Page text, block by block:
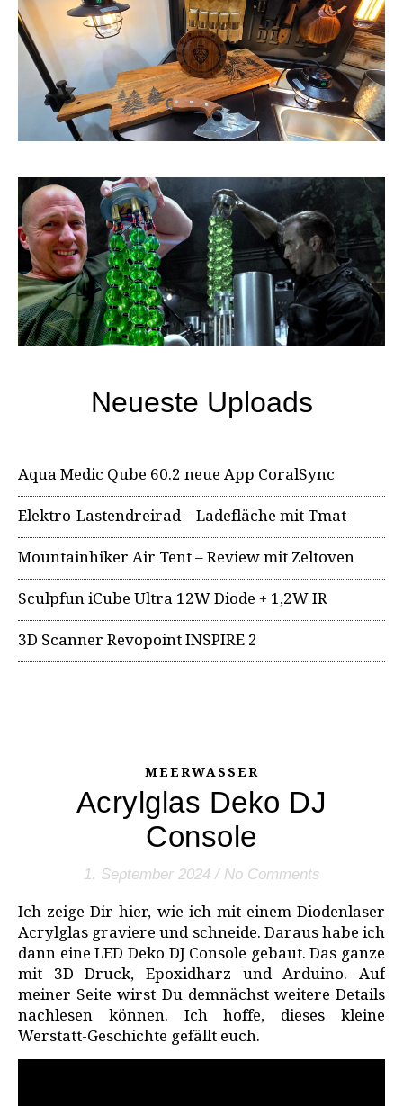
Neueste Uploads
Aqua Medic Qube 60.2 neue App CoralSync
Elektro-Lastendreirad – Ladefläche mit Tmat
Mountainhiker Air Tent – Review mit Zeltoven
Sculpfun iCube Ultra 12W Diode + 1,2W IR
3D Scanner Revopoint INSPIRE 2
MEERWASSER
Acrylglas Deko DJ
Console
1. September 2024 / No Comments
Ich zeige Dir hier, wie ich mit einem Diodenlaser
Acrylglas graviere und schneide. Daraus habe ich
dann eine LED Deko DJ Console gebaut. Das ganze
mit 3D Druck, Epoxidharz und Arduino. Auf
meiner Seite wirst Du demnächst weitere Details
nachlesen können. Ich hoffe, dieses kleine
Werstatt-Geschichte gefällt euch.